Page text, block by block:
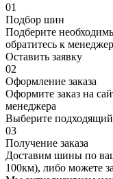
01
Подбор шин
Подберите
обратитесь к
Оставить заявку
02
Оформление заказа
Оформите заказ на
менеджера
Выберите
03
Получение заказа
Доставим шины по
100км), либо можете